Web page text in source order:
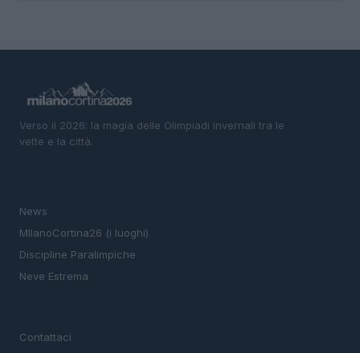
Verso il 2026: la magia delle Olimpiadi invernali tra le
vette e la città.
News
MIlanoCortina26 (i luoghi)
Discipline Paralimpiche
Neve Estrema
Contattaci